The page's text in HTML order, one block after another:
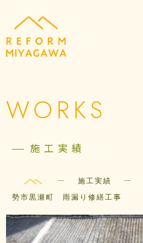
WORKS
施工実績
— 施工実績 —
勢市黒瀬町 雨漏り修繕工事